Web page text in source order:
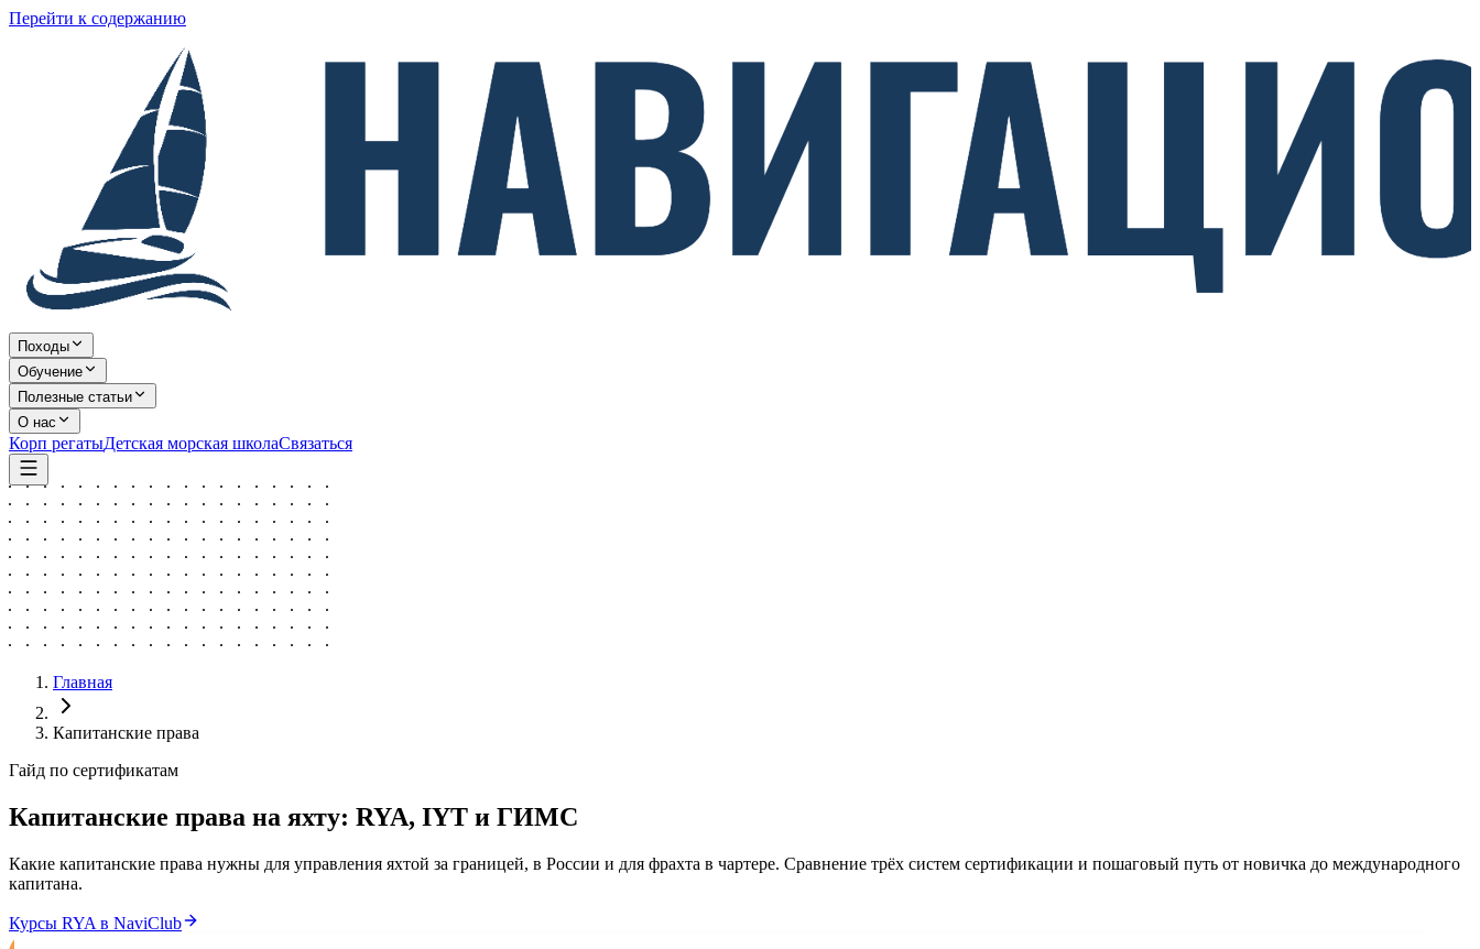
Перейти к содержанию
Походы
Обучение
Полезные статьи
О нас
Корп регатыДетская морская школаСвязаться
Главная
Капитанские права
Гайд по сертификатам
Капитанские права на яхту: RYA, IYT и ГИМС
Какие капитанские права нужны для управления яхтой за границей, в России и для фрахта в чартере. Сравнение трёх систем сертификации и пошаговый путь от новичка до международного
капитана.
Курсы RYA в NaviClub